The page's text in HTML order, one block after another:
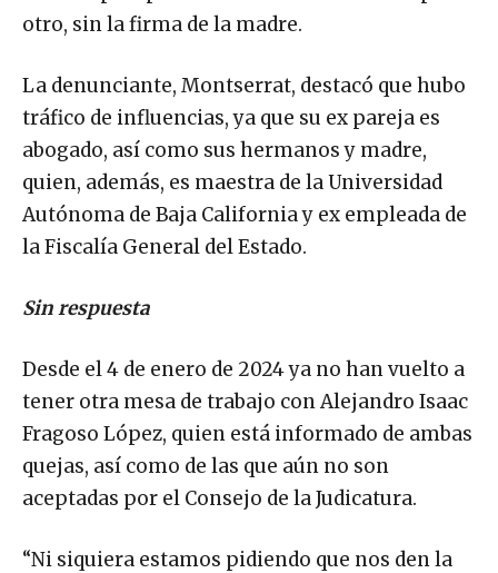
otro, sin la firma de la madre.
La denunciante, Montserrat, destacó que hubo
tráfico de influencias, ya que su ex pareja es
abogado, así como sus hermanos y madre,
quien, además, es maestra de la Universidad
Autónoma de Baja California y ex empleada de
la Fiscalía General del Estado.
Sin respuesta
Desde el 4 de enero de 2024 ya no han vuelto a
tener otra mesa de trabajo con Alejandro Isaac
Fragoso López, quien está informado de ambas
quejas, así como de las que aún no son
aceptadas por el Consejo de la Judicatura.
“Ni siquiera estamos pidiendo que nos den la